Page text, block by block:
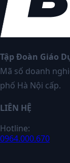
Tập Đoàn Giáo
Mã số doanh
phố Hà Nội cấp.
LIÊN HỆ
Hotline:
0964.000.670